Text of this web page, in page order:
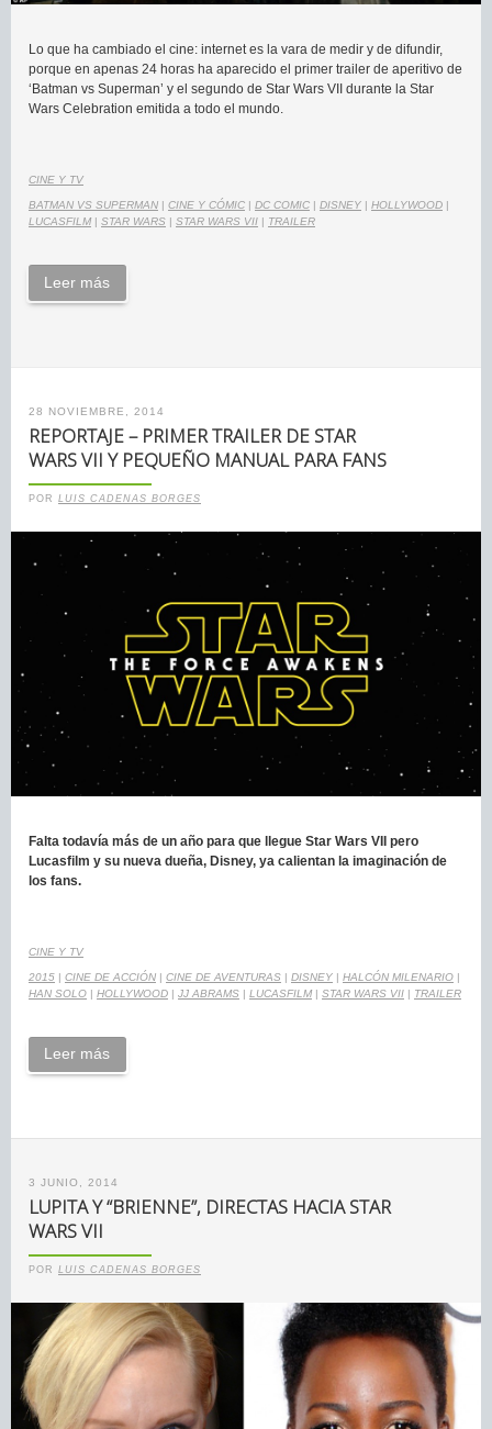
Lo que ha cambiado el cine: internet es la vara de medir y de difundir,
porque en apenas 24 horas ha aparecido el primer trailer de aperitivo de
‘Batman vs Superman’ y el segundo de Star Wars VII durante la Star
Wars Celebration emitida a todo el mundo.
CINE Y TV
BATMAN VS SUPERMAN | CINE Y CÓMIC | DC COMIC | DISNEY | HOLLYWOOD |
LUCASFILM | STAR WARS | STAR WARS VII | TRAILER
Leer más
28 NOVIEMBRE, 2014
REPORTAJE – PRIMER TRAILER DE STAR
WARS VII Y PEQUEÑO MANUAL PARA FANS
POR LUIS CADENAS BORGES
Falta todavía más de un año para que llegue Star Wars VII pero
Lucasfilm y su nueva dueña, Disney, ya calientan la imaginación de
los fans.
CINE Y TV
2015 | CINE DE ACCIÓN | CINE DE AVENTURAS | DISNEY | HALCÓN MILENARIO |
HAN SOLO | HOLLYWOOD | JJ ABRAMS | LUCASFILM | STAR WARS VII | TRAILER
Leer más
3 JUNIO, 2014
LUPITA Y “BRIENNE”, DIRECTAS HACIA STAR
WARS VII
POR LUIS CADENAS BORGES